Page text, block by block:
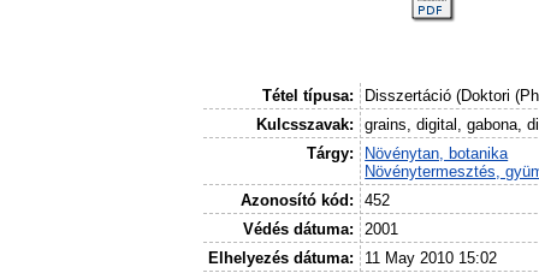
Tétel típusa:
Disszertáció (Doktori
Kulcsszavak:
grains, digital, gabona,
Tárgy:
Növénytan, botanika
Növénytermesztés,
Azonosító kód:
452
Védés dátuma:
2001
Elhelyezés dátuma:
11 May 2010 15:02